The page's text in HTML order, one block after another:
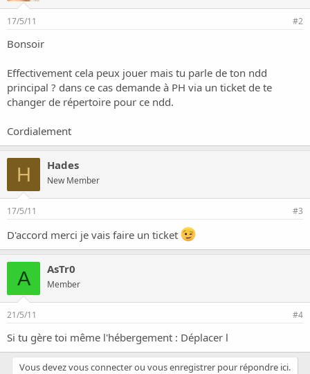
17/5/11 #2
Bonsoir
Effectivement cela peux jouer mais tu parle de ton ndd
principal ? dans ce cas demande à PH via un ticket de te
changer de répertoire pour ce ndd.
Cordialement
H Hades
New Member
17/5/11 #3
D'accord merci je vais faire un ticket
A AsTr0
Member
21/5/11 #4
Si tu gère toi même l'hébergement : Déplacer l
Vous devez vous connecter ou vous enregistrer pour répondre ici.